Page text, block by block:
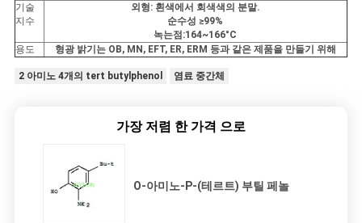
이
트
맵
POLICY
기술
지수
외형: 흰색에서 회색색의 분말.
순수성 ≥99%
녹는점:164~166°C
용도
형광 밝기는 OB, MN, EFT, ER, ERM 등과 같은 제품을 만들기 위해
2 아미노 4개의 tert butylphenol 염료 중간체
가장 저렴 한 가격 으로
O-아미노-P-(테르트) 부틸 페놀